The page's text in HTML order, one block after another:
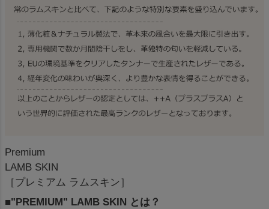
Premium
LAMB SKIN
［プレミアム ラムスキン］
■"PREMIUM" LAMB SKIN とは？